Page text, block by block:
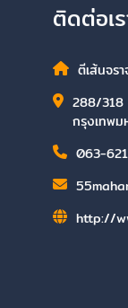
ติดต่อเ
ตีเส้นจร
288/318
กรุงเทพ
063-
http://